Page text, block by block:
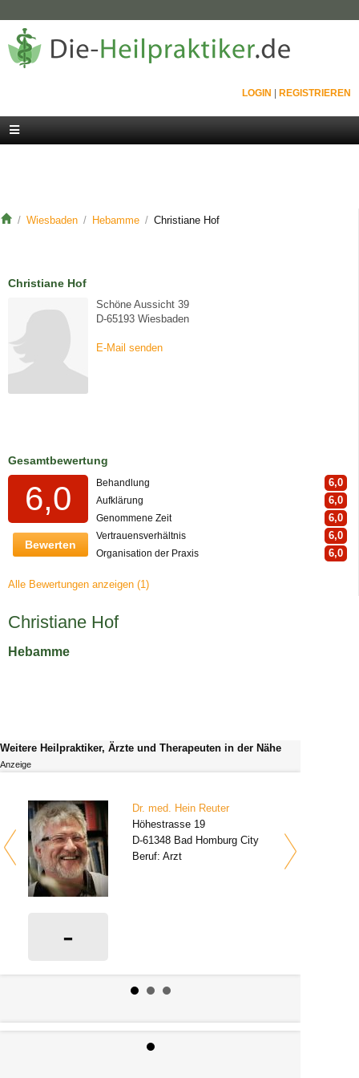
LOGIN REGISTRIEREN
Wiesbaden Hebamme Christiane Hof
Christiane Hof
Schöne Aussicht 39
D-65193 Wiesbaden
E-Mail senden
Gesamtbewertung
6,0
Bewerten
Behandlung 6,0
Aufklärung 6,0
Genommene Zeit 6,0
Vertrauensverhältnis 6,0
Organisation der Praxis 6,0
Alle Bewertungen anzeigen (1)
Christiane Hof
Hebamme
Weitere Heilpraktiker, Ärzte und Therapeuten in der Nähe
Anzeige
-
Dr. med. Hein Reuter
Höhestrasse 19
D-61348 Bad Homburg City
Beruf: Arzt